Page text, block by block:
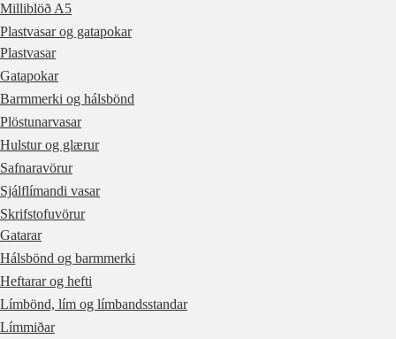
Milliblöð A5
Plastvasar og gatapokar
Plastvasar
Gatapokar
Barmmerki og hálsbönd
Plöstunarvasar
Hulstur og glærur
Safnaravörur
Sjálflímandi vasar
Skrifstofuvörur
Gatarar
Hálsbönd og barmmerki
Heftarar og hefti
Límbönd, lím og límbandsstandar
Límmiðar